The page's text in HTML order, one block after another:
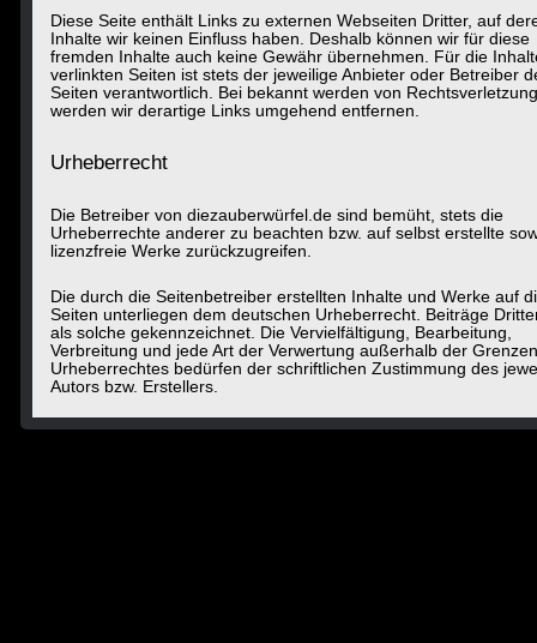
Diese Seite enthält Links zu externen Webseiten Dritter, auf
Inhalte wir keinen Einfluss haben. Deshalb können wir für diese
fremden Inhalte auch keine Gewähr übernehmen. Für die
verlinkten Seiten ist stets der jeweilige Anbieter oder Betreiber
Seiten verantwortlich. Bei bekannt werden von
werden wir derartige Links umgehend entfernen.
Urheberrecht
Die Betreiber von diezauberwürfel.de sind bemüht, stets die
Urheberrechte anderer zu beachten bzw. auf selbst erstellte
lizenzfreie Werke zurückzugreifen.
Die durch die Seitenbetreiber erstellten Inhalte und Werke auf
Seiten unterliegen dem deutschen Urheberrecht. Beiträge
als solche gekennzeichnet. Die Vervielfältigung, Bearbeitung,
Verbreitung und jede Art der Verwertung außerhalb der
Urheberrechtes bedürfen der schriftlichen Zustimmung des
Autors bzw. Erstellers.